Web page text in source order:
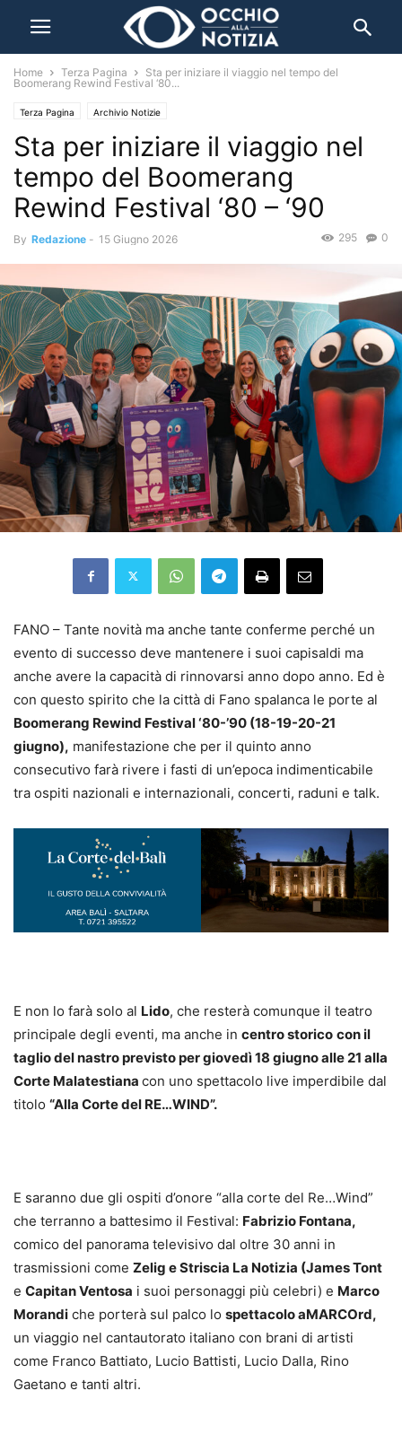
Home Terza Pagina
Sta per iniziare il viaggio nel tempo del
Boomerang Rewind Festival ‘80...
Terza Pagina Archivio Notizie
Sta per iniziare il viaggio nel
tempo del Boomerang
Rewind Festival ‘80 – ‘90
By Redazione - 15 Giugno 2026 0
295
FANO – Tante novità ma anche tante conferme perché un
evento di successo deve mantenere i suoi capisaldi ma
anche avere la capacità di rinnovarsi anno dopo anno. Ed è
con questo spirito che la città di Fano spalanca le porte al
Boomerang Rewind Festival ‘80-’90 (18-19-20-21
giugno), manifestazione che per il quinto anno
consecutivo farà rivere i fasti di un’epoca indimenticabile
tra ospiti nazionali e internazionali, concerti, raduni e talk.
E non lo farà solo al Lido, che resterà comunque il teatro
principale degli eventi, ma anche in centro storico con il
taglio del nastro previsto per giovedì 18 giugno alle 21 alla
Corte Malatestiana con uno spettacolo live imperdibile dal
titolo “Alla Corte del RE…WIND”.
E saranno due gli ospiti d’onore “alla corte del Re…Wind”
che terranno a battesimo il Festival: Fabrizio Fontana,
comico del panorama televisivo dal oltre 30 anni in
trasmissioni come Zelig e Striscia La Notizia (James Tont
e Capitan Ventosa i suoi personaggi più celebri) e Marco
Morandi che porterà sul palco lo spettacolo aMARCOrd,
un viaggio nel cantautorato italiano con brani di artisti
come Franco Battiato, Lucio Battisti, Lucio Dalla, Rino
Gaetano e tanti altri.